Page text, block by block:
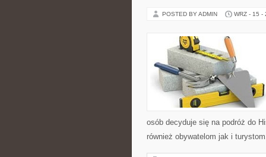
POSTED BY ADMIN WRZ - 15 -
osób decyduje się na podróż do
również obywatelom jak i